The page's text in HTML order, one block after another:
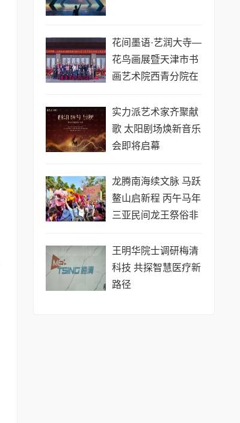
花间墨语·艺润大寺—
花鸟画展暨天津市书
画艺术院西青分院在
实力派艺术家齐聚献
歌 太阳剧场焕新音乐
会即将启幕
龙腾南海续文脉 马跃
鳌山启新程 丙午马年
三亚民间龙王祭俗非
王明华院士调研梅清
科技 共探智慧医疗新
路径